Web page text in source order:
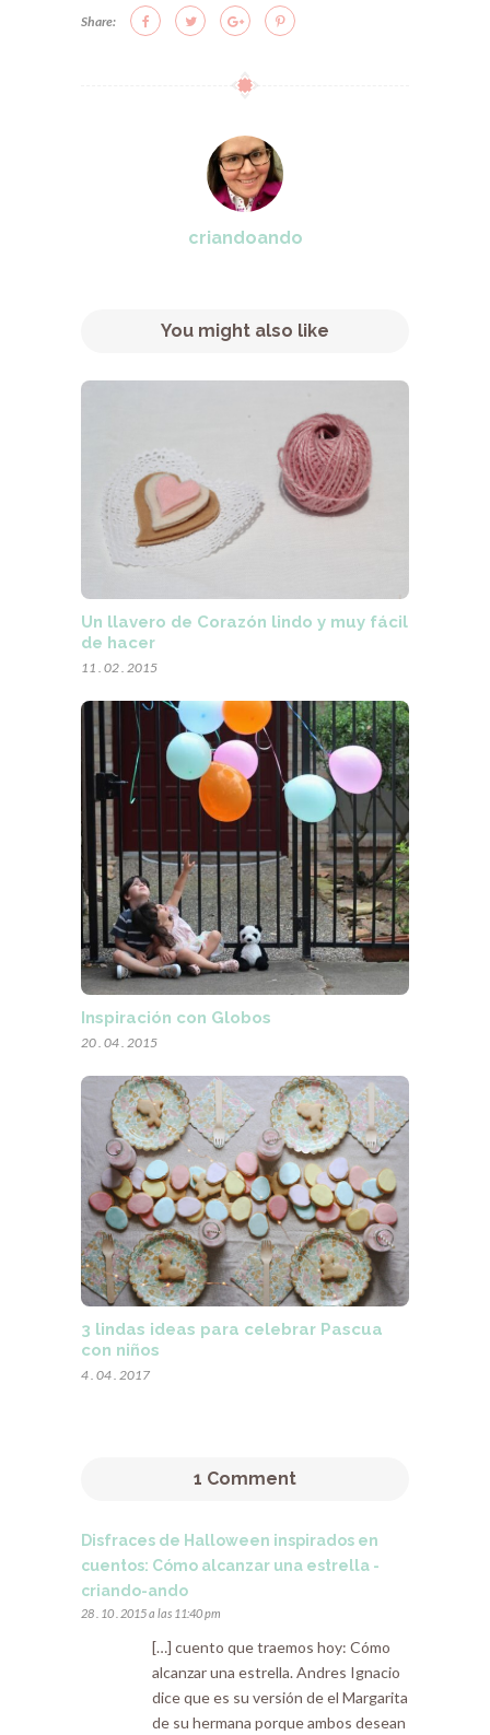
Share:
criandoando
You might also like
Un llavero de Corazón lindo y muy fácil
de hacer
11 . 02 . 2015
Inspiración con Globos
20 . 04 . 2015
3 lindas ideas para celebrar Pascua
con niños
4 . 04 . 2017
1 Comment
Disfraces de Halloween inspirados en
cuentos: Cómo alcanzar una estrella -
criando-ando
28 . 10 . 2015 a las 11:40 pm
[…] cuento que traemos hoy: Cómo
alcanzar una estrella. Andres Ignacio
dice que es su versión de el Margarita
de su hermana porque ambos desean